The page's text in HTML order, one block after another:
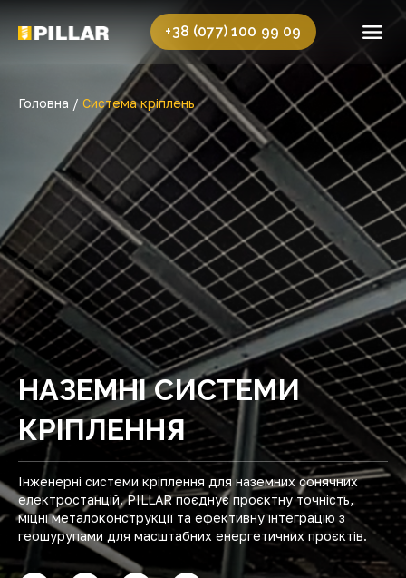
+38 (077) 100 99 09
Головна / Система кріплень
НАЗЕМНІ СИСТЕМИ
КРІПЛЕННЯ
Інженерні системи кріплення для наземних сонячних
електростанцій. PILLAR поєднує проєктну точність,
міцні металоконструкції та ефективну інтеграцію з
геошурупами для масштабних енергетичних проєктів.